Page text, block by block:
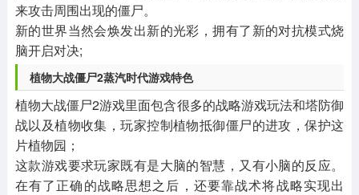
来攻击周围出现的僵尸。
新的世界当然会焕发出新的光彩，拥有了新的对抗模式烧
脑开启对决;
植物大战僵尸2蒸汽时代游戏特色
植物大战僵尸2游戏里面包含很多的战略游戏玩法和塔防御
战以及植物收集，玩家控制植物抵御僵尸的进攻，保护这
片植物园；
这款游戏要求玩家既有是大脑的智慧，又有小脑的反应。
在有了正确的战略思想之后，还要靠战术将战略实现出